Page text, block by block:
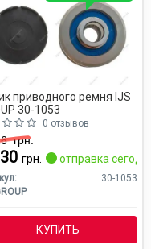
приводного ремня IJS
30-1053
0 отзывов
грн.
грн. отправка
30-1053
КУПИТЬ